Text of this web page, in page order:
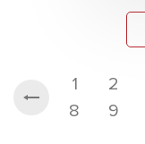
1 2
8
9